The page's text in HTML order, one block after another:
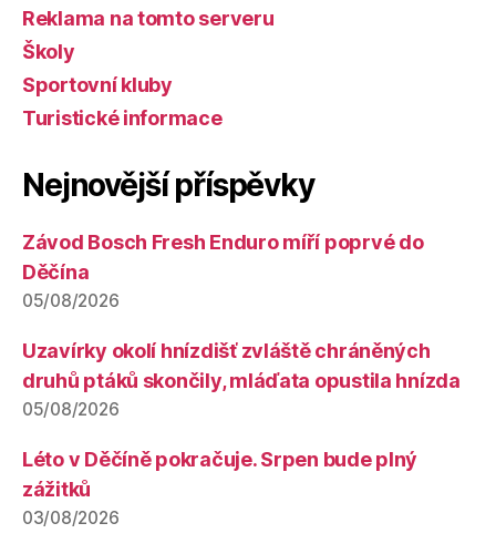
Reklama na tomto serveru
Školy
Sportovní kluby
Turistické informace
Nejnovější příspěvky
Závod Bosch Fresh Enduro míří poprvé do
Děčína
05/08/2026
Uzavírky okolí hnízdišť zvláště chráněných
druhů ptáků skončily, mláďata opustila hnízda
05/08/2026
Léto v Děčíně pokračuje. Srpen bude plný
zážitků
03/08/2026